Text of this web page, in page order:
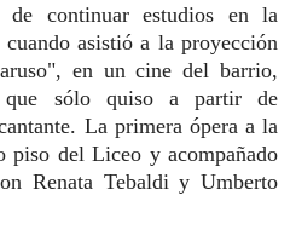
continuar estudios en la
asistió a la proyección
en un cine del barrio,
que sólo quiso a partir de
La primera ópera a la
piso del Liceo y acompañado
Renata Tebaldi y Umberto